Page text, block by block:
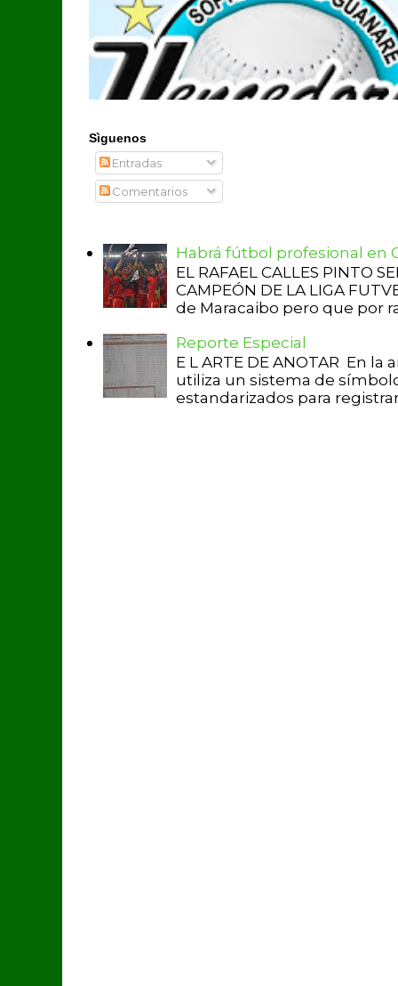
Sìguenos
Entradas
Comentarios
Habrá fútbol profesional en
EL RAFAEL CALLES PINTO
CAMPEÓN DE LA LIGA
de Maracaibo pero que por
Reporte Especial
E L ARTE DE ANOTAR En
utiliza un sistema de
estandarizados para